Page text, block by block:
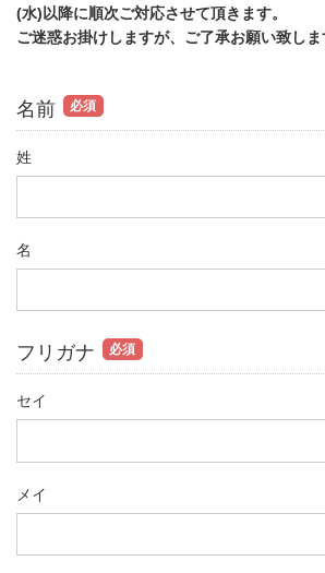
(水)以降に順次ご対応させて頂きます。
ご迷惑お掛けしますが、ご了承お願い致しま